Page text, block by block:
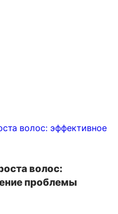
волос:
проблемы